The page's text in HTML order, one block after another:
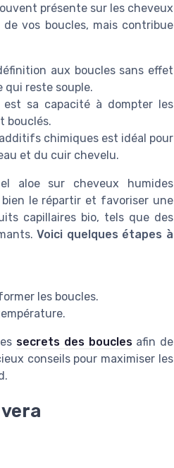
présente sur les cheveux
vos boucles, mais contribue
aux boucles sans effet
qui reste souple.
sa capacité à dompter les
bouclés.
chimiques est idéal pour
et du cuir chevelu.
aloe sur cheveux humides
le répartir et favoriser une
capillaires bio, tels que des
Voici quelques étapes à
les boucles.
secrets des bouclesafin de
conseils pour maximiser les